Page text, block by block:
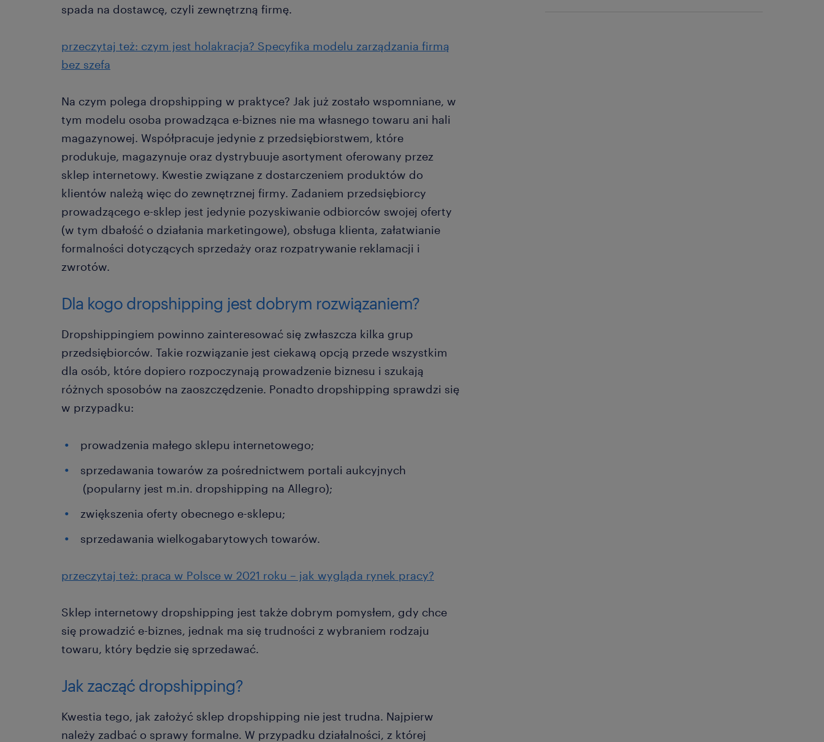
spada na dostawcę, czyli zewnętrzną firmę.
przeczytaj też: czym jest holakracja? Specyfika modelu zarządzania firmą
bez szefa
Na czym polega dropshipping w praktyce? Jak już zostało wspomniane, w
tym modelu osoba prowadząca e-biznes nie ma własnego towaru ani hali
magazynowej. Współpracuje jedynie z przedsiębiorstwem, które
produkuje, magazynuje oraz dystrybuuje asortyment oferowany przez
sklep internetowy. Kwestie związane z dostarczeniem produktów do
klientów należą więc do zewnętrznej firmy. Zadaniem przedsiębiorcy
prowadzącego e-sklep jest jedynie pozyskiwanie odbiorców swojej oferty
(w tym dbałość o działania marketingowe), obsługa klienta, załatwianie
formalności dotyczących sprzedaży oraz rozpatrywanie reklamacji i
zwrotów.
Dla kogo dropshipping jest dobrym rozwiązaniem?
Dropshippingiem powinno zainteresować się zwłaszcza kilka grup
przedsiębiorców. Takie rozwiązanie jest ciekawą opcją przede wszystkim
dla osób, które dopiero rozpoczynają prowadzenie biznesu i szukają
różnych sposobów na zaoszczędzenie. Ponadto dropshipping sprawdzi się
w przypadku:
prowadzenia małego sklepu internetowego;
sprzedawania towarów za pośrednictwem portali aukcyjnych
(popularny jest m.in. dropshipping na Allegro);
zwiększenia oferty obecnego e-sklepu;
sprzedawania wielkogabarytowych towarów.
przeczytaj też: praca w Polsce w 2021 roku – jak wygląda rynek pracy?
Sklep internetowy dropshipping jest także dobrym pomysłem, gdy chce
się prowadzić e-biznes, jednak ma się trudności z wybraniem rodzaju
towaru, który będzie się sprzedawać.
Jak zacząć dropshipping?
Kwestia tego, jak założyć sklep dropshipping nie jest trudna. Najpierw
należy zadbać o sprawy formalne. W przypadku działalności, z której